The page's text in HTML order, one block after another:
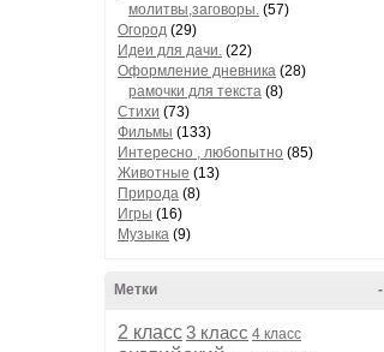
молитвы,заговоры. (57)
Огород (29)
Идеи для дачи. (22)
Оформление дневника (28)
рамочки для текста (8)
Стихи (73)
Фильмы (133)
Интересно , любопытно (85)
Животные (13)
Природа (8)
Игры (16)
Музыка (9)
-
Метки
2 класс3 класс 4 класс